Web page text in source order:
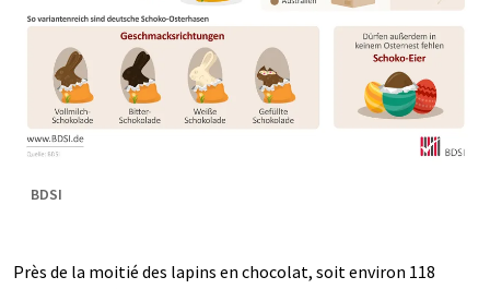
BDSI
Près de la moitié des lapins en chocolat, soit environ 118